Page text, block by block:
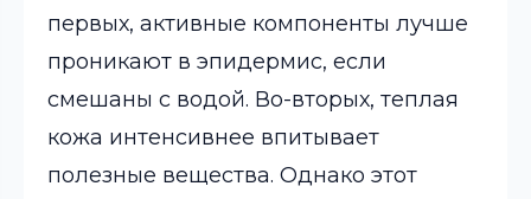
первых, активные компоненты лучше
проникают в эпидермис, если
смешаны с водой. Во-вторых, теплая
кожа интенсивнее впитывает
полезные вещества. Однако этот